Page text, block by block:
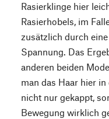
Rasierklinge hier
Rasierhobels, im
zusätzlich durch
Spannung. Das
anderen beiden
man das Haar hier
nicht nur gekappt,
Bewegung wirklich